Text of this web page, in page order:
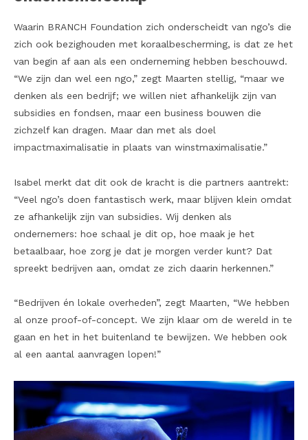
Waarin BRANCH Foundation zich onderscheidt van ngo’s die
zich ook bezighouden met koraalbescherming, is dat ze het
van begin af aan als een onderneming hebben beschouwd.
“We zijn dan wel een ngo,” zegt Maarten stellig, “maar we
denken als een bedrijf; we willen niet afhankelijk zijn van
subsidies en fondsen, maar een business bouwen die
zichzelf kan dragen. Maar dan met als doel
impactmaximalisatie in plaats van winstmaximalisatie.”
Isabel merkt dat dit ook de kracht is die partners aantrekt:
“Veel ngo’s doen fantastisch werk, maar blijven klein omdat
ze afhankelijk zijn van subsidies. Wij denken als
ondernemers: hoe schaal je dit op, hoe maak je het
betaalbaar, hoe zorg je dat je morgen verder kunt? Dat
spreekt bedrijven aan, omdat ze zich daarin herkennen.”
“Bedrijven én lokale overheden”, zegt Maarten, “We hebben
al onze proof-of-concept. We zijn klaar om de wereld in te
gaan en het in het buitenland te bewijzen. We hebben ook
al een aantal aanvragen lopen!”